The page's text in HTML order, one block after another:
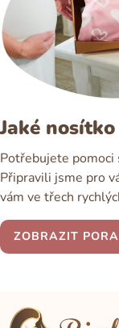
Jaké nosítko
Potřebujete pomoci
Připravili jsme pro
vám ve třech
ZOBRAZIT